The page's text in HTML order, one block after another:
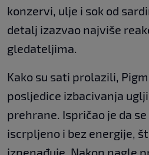
konzervi, ulje i sok od
detalj izazvao najviše
gledateljima.
Kako su sati prolazili,
posljedice izbacivanja
prehrane. Ispričao je da
iscrpljeno i bez energije,
iznenađuje. Nakon nagle